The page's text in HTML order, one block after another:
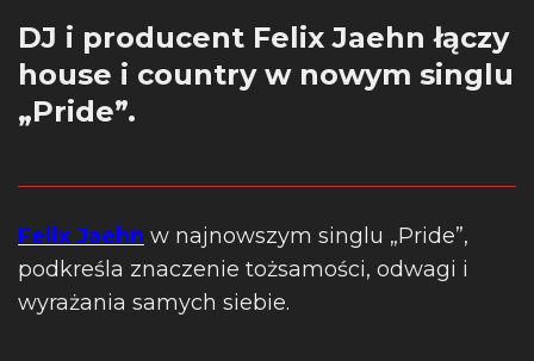
DJ i producent Felix Jaehn łączy
house i country w nowym singlu
„Pride”.
Felix Jaehn w najnowszym singlu „Pride”,
podkreśla znaczenie tożsamości, odwagi i
wyrażania samych siebie.